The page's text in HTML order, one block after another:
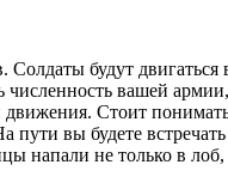
будут двигаться
вашей
движения. Стоит
вы будете
напали не только в